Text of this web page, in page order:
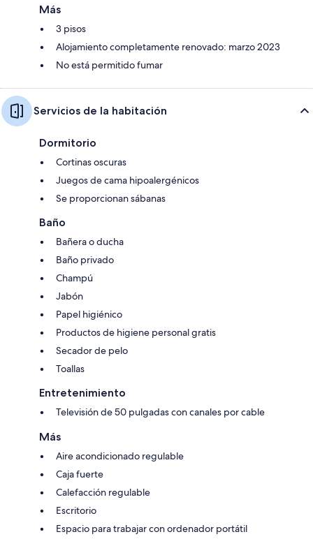
Más
3 pisos
Alojamiento completamente renovado: marzo 2023
No está permitido fumar
Servicios de la habitación
Dormitorio
Cortinas oscuras
Juegos de cama hipoalergénicos
Se proporcionan sábanas
Baño
Bañera o ducha
Baño privado
Champú
Jabón
Papel higiénico
Productos de higiene personal gratis
Secador de pelo
Toallas
Entretenimiento
Televisión de 50 pulgadas con canales por cable
Más
Aire acondicionado regulable
Caja fuerte
Calefacción regulable
Escritorio
Espacio para trabajar con ordenador portátil